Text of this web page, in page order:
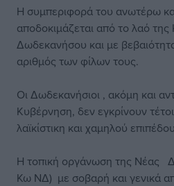
Η συμπεριφορά του ανωτέρω
αποδοκιμάζεται από το λαό της
Δωδεκανήσου και με
αριθμός των φίλων τους.
Οι Δωδεκανήσιοι , ακόμη και
Κυβέρνηση, δεν εγκρίνουν
λαϊκίστικη και χαμηλού
Η τοπική οργάνωση της Νέας
Κω ΝΔ) με σοβαρή και γενικά